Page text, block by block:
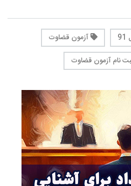
آزمون قضاوت
نام آزمون قضاوت